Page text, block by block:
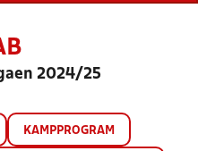
2024/25
KAMPPROGRAM